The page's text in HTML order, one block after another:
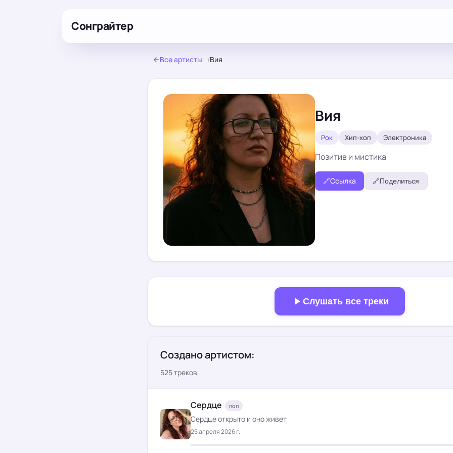
Сонграйтер
Все артисты /Вия
Вия
Рок Хип-хоп Электроника
Позитив и мистика
🔗Ссылка 🔗Поделиться
Слушать все треки
Создано артистом:
525 треков
Сердце поп
Сердце открыто и оно живет
25 апреля 2026 г.